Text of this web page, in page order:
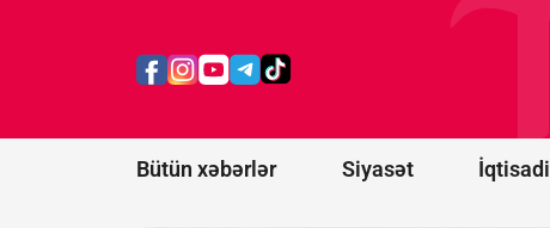
Bütün xəbərlər Siyasət
150 hərbi
edildi